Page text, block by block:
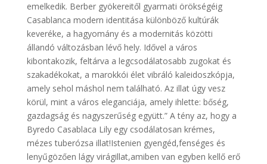
emelkedik. Berber gyökereitől gyarmati örökségéig
Casablanca modern identitása különböző kultúrák
keveréke, a hagyomány és a modernitás közötti
állandó változásban lévő hely. Idővel a város
kibontakozik, feltárva a legcsodálatosabb zugokat és
szakadékokat, a marokkói élet vibráló kaleidoszkópja,
amely sehol máshol nem található. Az illat úgy vesz
körül, mint a város eleganciája, amely ihlette: bőség,
gazdagság és nagyszerűség együtt.” A tény az, hogy a
Byredo Casablaca Lily egy csodálatosan krémes,
mézes tuberózsa illat!Istenien gyengéd,fenséges és
lenyűgözően lágy virágillat,amiben van egyben kellő erő